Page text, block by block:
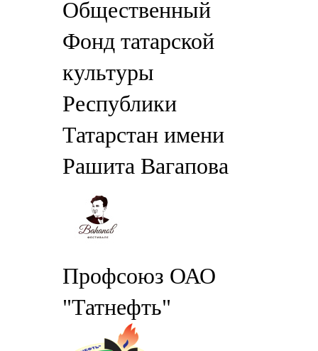
Общественный
Фонд татарской
культуры
Республики
Татарстан имени
Рашита Вагапова
Профсоюз ОАО
"Татнефть"